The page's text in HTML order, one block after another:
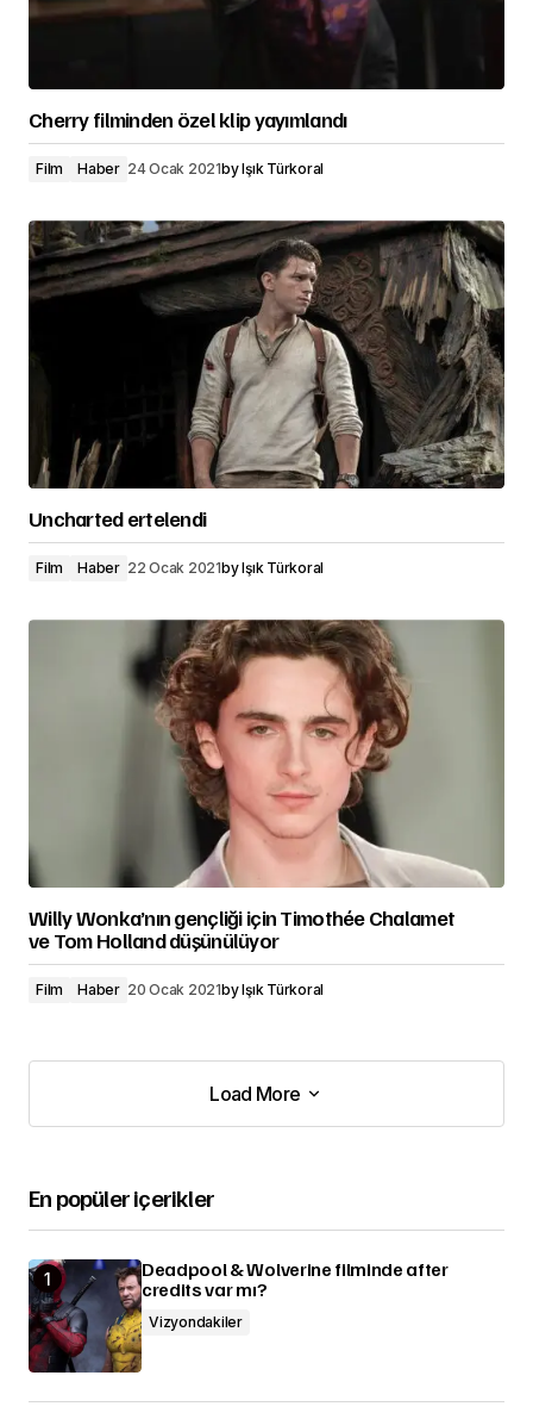
Cherry filminden özel klip yayımlandı
Film Haber 24 Ocak 2021byIşık Türkoral
Uncharted ertelendi
Film Haber 22 Ocak 2021byIşık Türkoral
Willy Wonka’nın gençliği için Timothée Chalamet
ve Tom Holland düşünülüyor
Film Haber 20 Ocak 2021byIşık Türkoral
Load More
Load More
En popüler içerikler
Deadpool & Wolverine filminde after
credits var mı?
Vizyondakiler